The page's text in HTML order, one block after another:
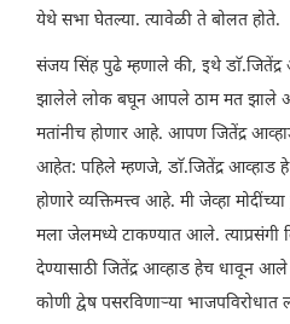
येथे सभा घेतल्या. त्यावेळी ते बोलत होते.
संजय सिंह पुढे म्हणाले की, इथे डाॅ.जितेंद्र
झालेले लोक बघून आपले ठाम मत झाले
मतांनीच होणार आहे. आपण जितेंद्र
आहेत: पहिले म्हणजे, डाॅ.जितेंद्र आव्हाड हे
होणारे व्यक्तिमत्त्व आहे. मी जेव्हा
मला जेलमध्ये टाकण्यात आले. त्याप्रसंगी
देण्यासाठी जितेंद्र आव्हाड हेच धावून
कोणी द्वेष पसरविणाऱ्या भाजपविरोधात